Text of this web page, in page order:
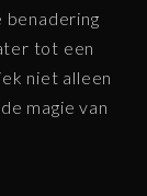
benadering
tot een
niet alleen
magie van